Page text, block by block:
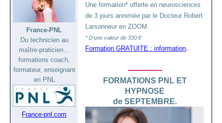
France-PNL
Du technicien au
maître-praticien…
formations coach,
formateur, enseignant
en PNL
France-pnl.com
Une formation* offerte en neurosciences
de 3 jours annimée par le Docteur Robert
Larsonneur en ZOOM.
* D’une valeur de 330 €
Formation GRATUITE : information.
————-
FORMATIONS PNL ET
HYPNOSE
de SEPTEMBRE.